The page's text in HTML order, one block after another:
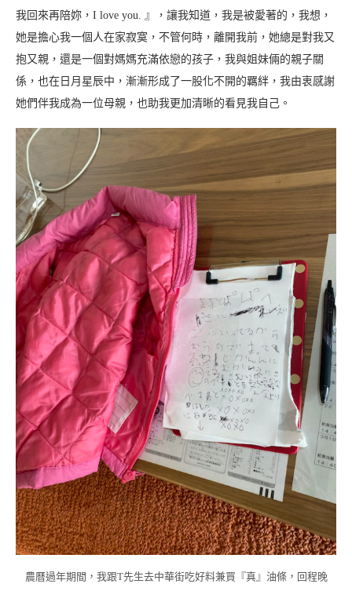
我回來再陪妳，I love you. 』，讓我知道，我是被愛著的，我想，
她是擔心我一個人在家寂寞，不管何時，離開我前，她總是對我又
抱又親，還是一個對媽媽充滿依戀的孩子，我與姐妹倆的親子關
係，也在日月星辰中，漸漸形成了一股化不開的羈絆，我由衷感謝
她們伴我成為一位母親，也助我更加清晰的看見我自己。
農曆過年期間，我跟T先生去中華街吃好料兼買『真』油條，回程晚